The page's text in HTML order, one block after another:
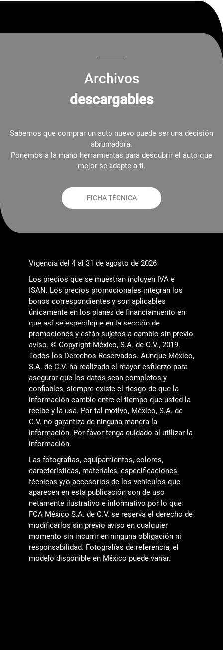
Archivos
descargables
Sabemos que comprar un auto nuevo puede ser una decisión
abrumadora.
Ponemos a la mano herramientas para descubrir el auto que
mejor se adapte a ti.
FICHA TÉCNICA
Vigencia del 4 al 31 de agosto de 2026
Los precios que se muestran incluyen IVA e
ISAN. Los precios promocionales integran los
bonos correspondientes y son aplicables
únicamente en los planes de financiamiento en
que así se especifique en la sección de
promociones y están sujetos a cambio sin previo
aviso. © Copyright México, S.A. de C.V., 2019.
Todos los Derechos Reservados. Aunque México,
S.A. de C.V. ha realizado el mayor esfuerzo para
asegurar que los datos sean completos y
confiables, siempre existe el riesgo de que la
información cambie entre el tiempo que usted la
recibe y la usa. Por tal motivo, México, S.A. de
C.V. no garantiza de ninguna manera la
información. Por favor tenga cuidado al utilizar la
información.
Las fotografías, equipamientos, colores,
características, materiales, especificaciones
técnicas y/o accesorios de los vehículos que
aparecen en esta publicación son de uso
netamente ilustrativo e informativo por lo que
FCA México S.A. de C.V. se reserva el derecho de
modificarlos sin previo aviso en cualquier
momento sin incurrir en ninguna obligación ni
responsabilidad. Fotografías de referencia, el
modelo disponible en México puede variar.